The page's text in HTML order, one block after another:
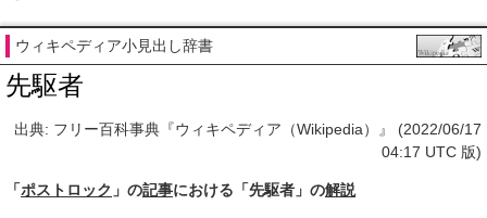
ウィキペディア小見出し辞書
先駆者
出典: フリー百科事典『ウィキペディア（Wikipedia）』 (2022/06/17
04:17 UTC 版)
「ポストロック 」の記事における「先駆者」の解説